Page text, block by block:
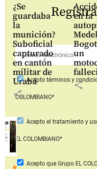
¿Se
guardaba
la
munición?
Suboficial
capturado
en cantón
militar de
Urabá
share
en la
un
share
Aceptotérminos y
COLOMBIANO*
Acepto el tratamiento y
EL COLOMBIANO*
Acepto que Grupo EL